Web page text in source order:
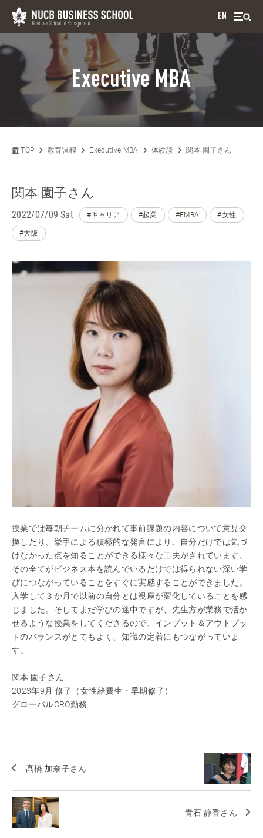
EN
Executive MBA
TOP 教育課程 Executive MBA 体験談 関本 園子さん
関本 園子さん
2022/07/09 Sat #キャリア #起業 #EMBA #女性
#大阪
授業では毎朝チームに分かれて事前課題の内容について意見交
換したり、挙手による積極的な発言により、自分だけでは気づ
けなかった点を知ることができる様々な工夫がされています。
その全てがビジネス本を読んでいるだけでは得られない深い学
びにつながっていることをすぐに実感することができました。
入学して３か月で以前の自分とは視座が変化していることを感
じました。そしてまだ学びの途中ですが、先生方が業務で活か
せるような授業をしてくださるので、インプット＆アウトプッ
トのバランスがとてもよく、知識の定着にもつながっていま
す。
関本 園子さん
2023年9月 修了（女性給費生・早期修了）
グローバルCRO勤務
髙橋 加奈子さん
青石 静香さん